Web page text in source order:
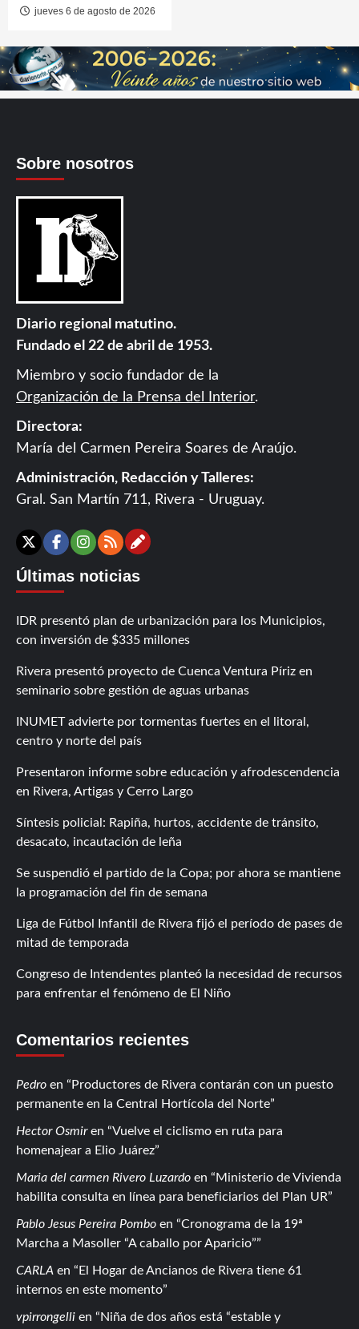
jueves 6 de agosto de 2026
Sobre nosotros
Diario regional matutino.
Fundado el 22 de abril de 1953.
Miembro y socio fundador de la
Organización de la Prensa del Interior.
Directora:
María del Carmen Pereira Soares de Araújo.
Administración, Redacción y Talleres:
Gral. San Martín 711, Rivera - Uruguay.
X Facebook
Instagram
RSSContáctanos
Últimas noticias
IDR presentó plan de urbanización para los Municipios,
con inversión de $335 millones
Rivera presentó proyecto de Cuenca Ventura Píriz en
seminario sobre gestión de aguas urbanas
INUMET advierte por tormentas fuertes en el litoral,
centro y norte del país
Presentaron informe sobre educación y afrodescendencia
en Rivera, Artigas y Cerro Largo
Síntesis policial: Rapiña, hurtos, accidente de tránsito,
desacato, incautación de leña
Se suspendió el partido de la Copa; por ahora se mantiene
la programación del fin de semana
Liga de Fútbol Infantil de Rivera fijó el período de pases de
mitad de temporada
Congreso de Intendentes planteó la necesidad de recursos
para enfrentar el fenómeno de El Niño
Comentarios recientes
Pedro en
Productores de Rivera contarán con un puesto
permanente en la Central Hortícola del Norte
Hector Osmiren
Vuelve el ciclismo en ruta para
homenajear a Elio Juárez
Maria del carmen Rivero Luzardo en
Ministerio de Vivienda
habilita consulta en línea para beneficiarios del Plan UR
Pablo Jesus Pereira Pombo en
Cronograma de la 19ª
Marcha a Masoller “A caballo por Aparicio”
CARLA en
El Hogar de Ancianos de Rivera tiene 61
internos en este momento
vpirrongelli en Niña de dos años está “estable y